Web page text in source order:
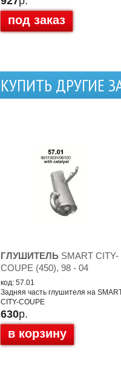
под заказ
КУПИТЬ ДРУГИЕ
ГЛУШИТЕЛЬ SMART CITY-
COUPE (450), 98 - 04
код: 57.01
Задняя часть глушителя на
CITY-COUPE
630р.
в корзину